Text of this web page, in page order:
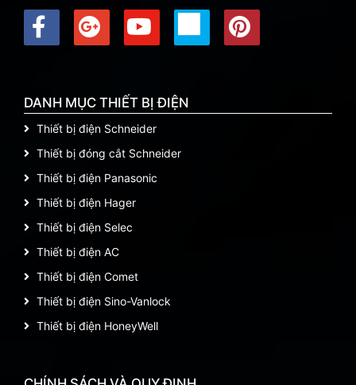
DANH MỤC THIẾT BỊ ĐIỆN
Thiết bị điện Schneider
Thiết bị đóng cắt Schneider
Thiết bị điện Panasonic
Thiết bị điện Hager
Thiết bị điện Selec
Thiết bị điện AC
Thiết bị điện Comet
Thiết bị điện Sino-Vanlock
Thiết bị điện HoneyWell